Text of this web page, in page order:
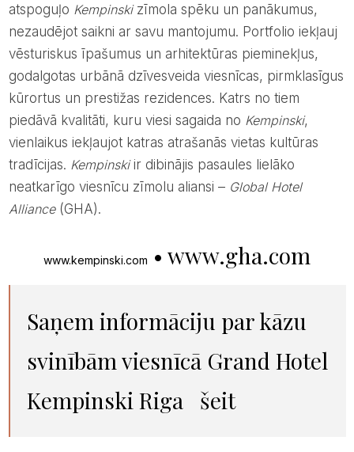
atspoguļo Kempinskizīmola spēku un panākumus,
nezaudējot saikni ar savu mantojumu. Portfolio iekļauj
vēsturiskus īpašumus un arhitektūras pieminekļus,
godalgotas urbānā dzīvesveida viesnīcas, pirmklasīgus
kūrortus un prestižas rezidences. Katrs no tiem
piedāvā kvalitāti, kuru viesi sagaida no Kempinski,
vienlaikus iekļaujot katras atrašanās vietas kultūras
tradīcijas. Kempinskiir dibinājis pasaules lielāko
neatkarīgo viesnīcu zīmolu aliansi – Global Hotel
Alliance(GHA).
www.kempinski.com • www.gha.com
Saņem informāciju par kāzu
svinībām viesnīcā Grand Hotel
Kempinski Riga šeit